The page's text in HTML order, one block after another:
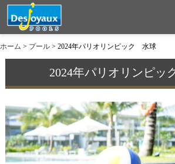
ホーム > プール > 2024年パリオリンピック 水球
2024年パリオリンピ